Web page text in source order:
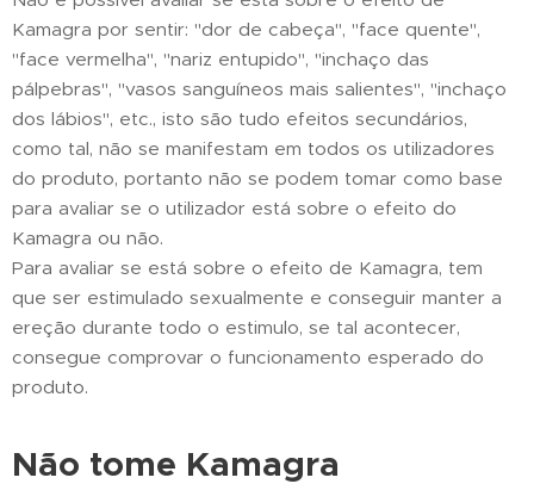
Kamagra por sentir: "dor de cabeça", "face quente",
"face vermelha", "nariz entupido", "inchaço das
pálpebras", "vasos sanguíneos mais salientes", "inchaço
dos lábios", etc., isto são tudo efeitos secundários,
como tal, não se manifestam em todos os utilizadores
do produto, portanto não se podem tomar como base
para avaliar se o utilizador está sobre o efeito do
Kamagra ou não.
Para avaliar se está sobre o efeito de Kamagra, tem
que ser estimulado sexualmente e conseguir manter a
ereção durante todo o estimulo, se tal acontecer,
consegue comprovar o funcionamento esperado do
produto.
Não tome Kamagra